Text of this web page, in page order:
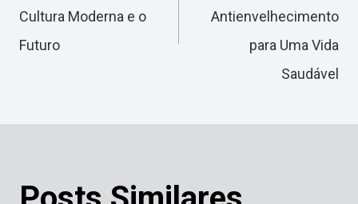
Post
Cultura Moderna e o
Futuro
Antienvelhecimento
para Uma Vida
Saudável